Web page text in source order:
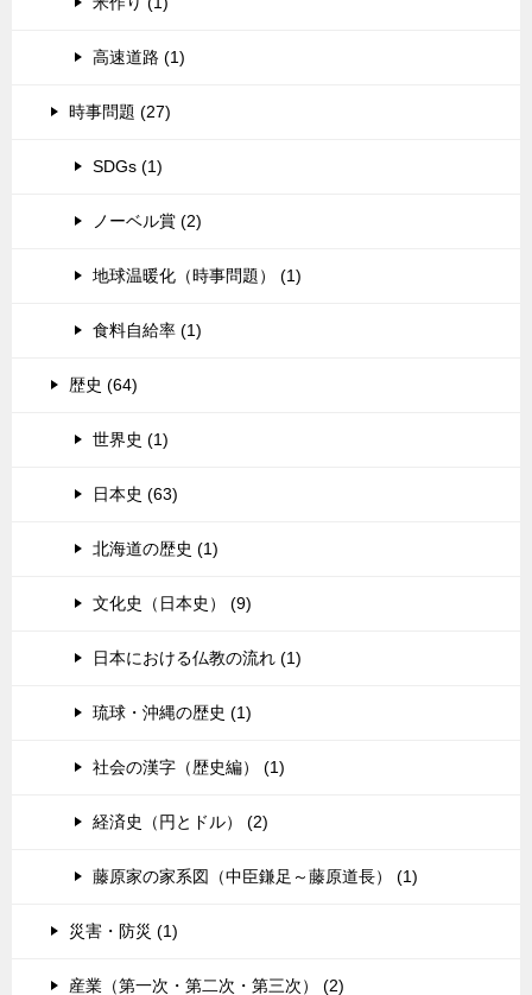
高速道路 (1)
時事問題 (27)
SDGs (1)
ノーベル賞 (2)
地球温暖化（時事問題） (1)
食料自給率 (1)
歴史 (64)
世界史 (1)
日本史 (63)
北海道の歴史 (1)
文化史（日本史） (9)
日本における仏教の流れ (1)
琉球・沖縄の歴史 (1)
社会の漢字（歴史編） (1)
経済史（円とドル） (2)
藤原家の家系図（中臣鎌足～藤原道長） (1)
災害・防災 (1)
産業（第一次・第二次・第三次） (2)